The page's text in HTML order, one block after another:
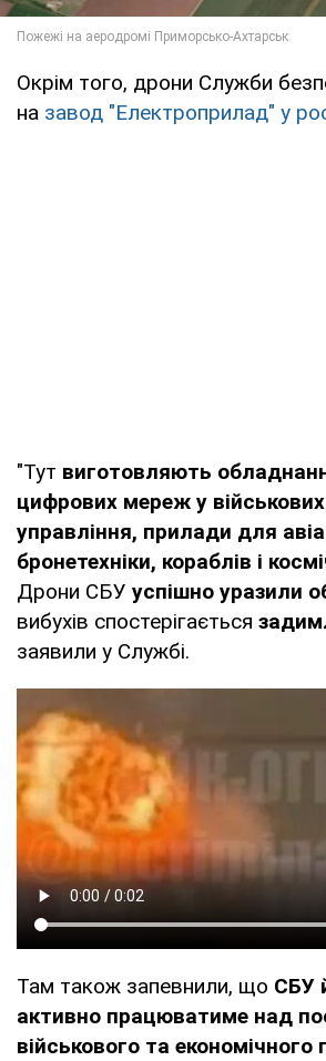
Окрім того, дрони Служби
на завод "Електроприлад" у
"Тут виготовляють
цифрових мереж у
управління, прилади для
бронетехніки, кораблів і
Дрони СБУ успішно уразили
вибухів спостерігається
заявили у Службі.
Там також запевнили, що СБУ
активно працюватиме над
військового та економічного